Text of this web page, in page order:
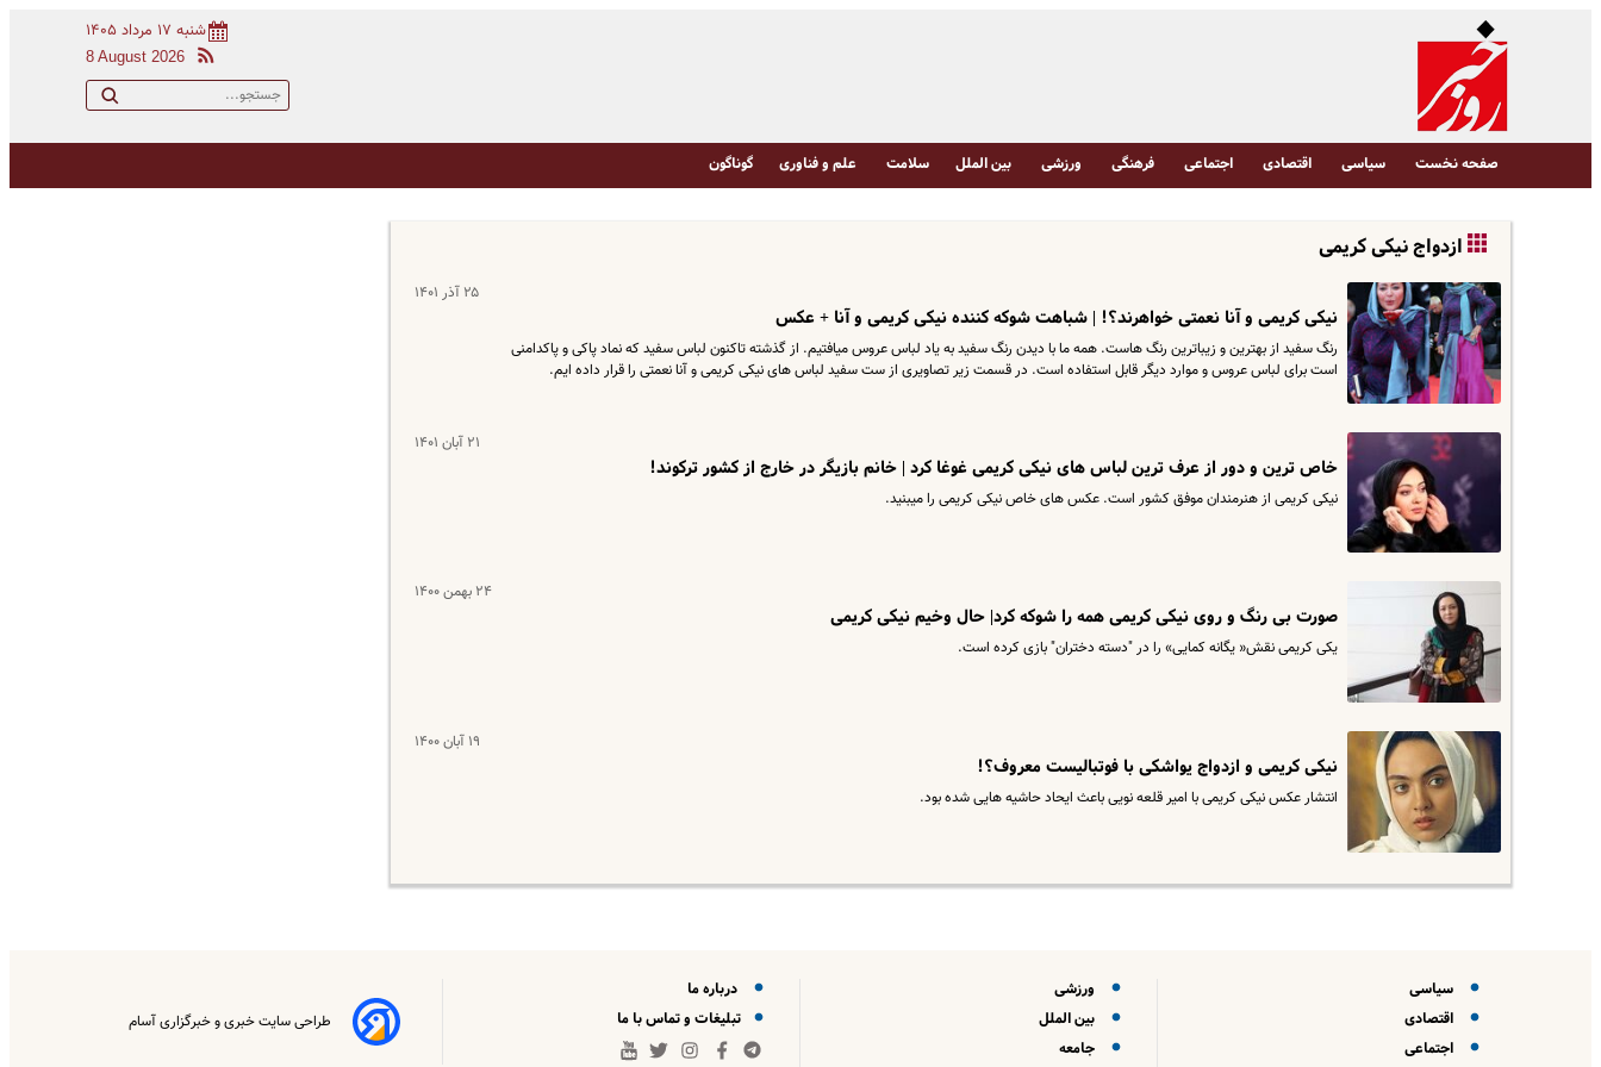
شنبه ۱۷ مرداد ۱۴۰۵
8 August 2026
صفحه نخست سیاسی اقتصادی اجتماعی فرهنگی ورزشی بین الملل سلامت علم و فناوری گوناگون
ازدواج نیکی کریمی
۲۵ آذر ۱۴۰۱
نیکی کریمی و آنا نعمتی خواهرند؟! | شباهت شوکه کننده نیکی کریمی و آنا + عکس
رنگ سفید از بهترین و زیباترین رنگ هاست. همه ما با دیدن رنگ سفید به یاد لباس عروس میافتیم. از گذشته تاکنون لباس سفید که نماد پاکی و پاکدامنی
است برای لباس عروس و موارد دیگر قابل استفاده است. در قسمت زیر تصاویری از ست سفید لباس های نیکی کریمی و آنا نعمتی را قرار داده ایم.
۲۱ آبان ۱۴۰۱
خاص ترین و دور از عرف ترین لباس های نیکی کریمی غوغا کرد | خانم بازیگر در خارج از کشور ترکوند!
نیکی کریمی از هنرمندان موفق کشور است. عکس های خاص نیکی کریمی را میبنید.
۲۴ بهمن ۱۴۰۰
صورت بی رنگ و روی نیکی کریمی همه را شوکه کرد| حال وخیم نیکی کریمی
یکی کریمی نقش« یگانه کمایی» را در "دسته دختران" بازی کرده است.
۱۹ آبان ۱۴۰۰
نیکی کریمی و ازدواج یواشکی با فوتبالیست معروف؟!
انتشار عکس نیکی کریمی با امیر قلعه نویی باعث ایحاد حاشیه هایی شده بود.
سیاسی
اقتصادی
اجتماعی
ورزشی
بین الملل
جامعه
درباره ما
تبلیغات و تماس با ما
طراحی سایت خبری و خبرگزاری آسام